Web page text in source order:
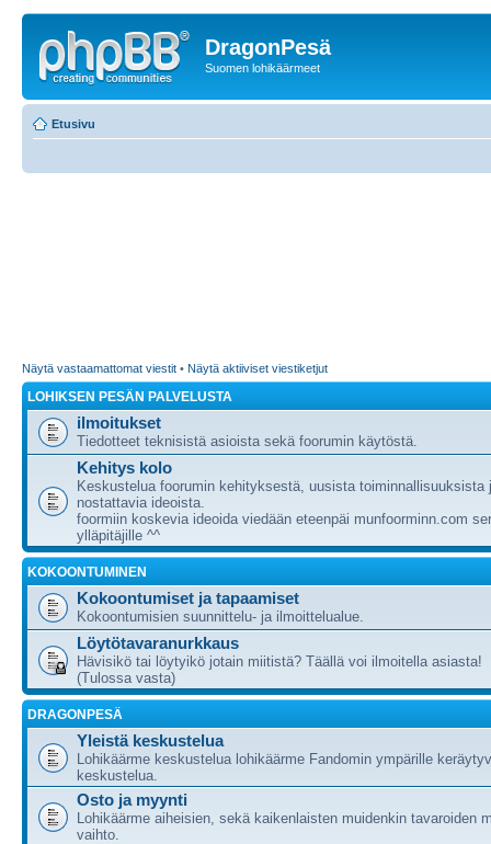
DragonPesä
Suomen lohikäärmeet
Etusivu
Näytä vastaamattomat viestit • Näytä aktiiviset viestiketjut
LOHIKSEN PESÄN PALVELUSTA
ilmoitukset
Tiedotteet teknisistä asioista sekä foorumin käytöstä.
Kehitys kolo
Keskustelua foorumin kehityksestä, uusista toiminnallisuuksista
nostattavia ideoista.
foormiin koskevia ideoida viedään eteenpäi munfoorminn.com
ylläpitäjille ^^
KOKOONTUMINEN
Kokoontumiset ja tapaamiset
Kokoontumisien suunnittelu- ja ilmoittelualue.
Löytötavaranurkkaus
Hävisikö tai löytyikö jotain miitistä? Täällä voi ilmoitella asiasta!
(Tulossa vasta)
DRAGONPESÄ
Yleistä keskustelua
Lohikäärme keskustelua lohikäärme Fandomin ympärille
keskustelua.
Osto ja myynti
Lohikäärme aiheisien, sekä kaikenlaisten muidenkin tavaroiden
vaihto.